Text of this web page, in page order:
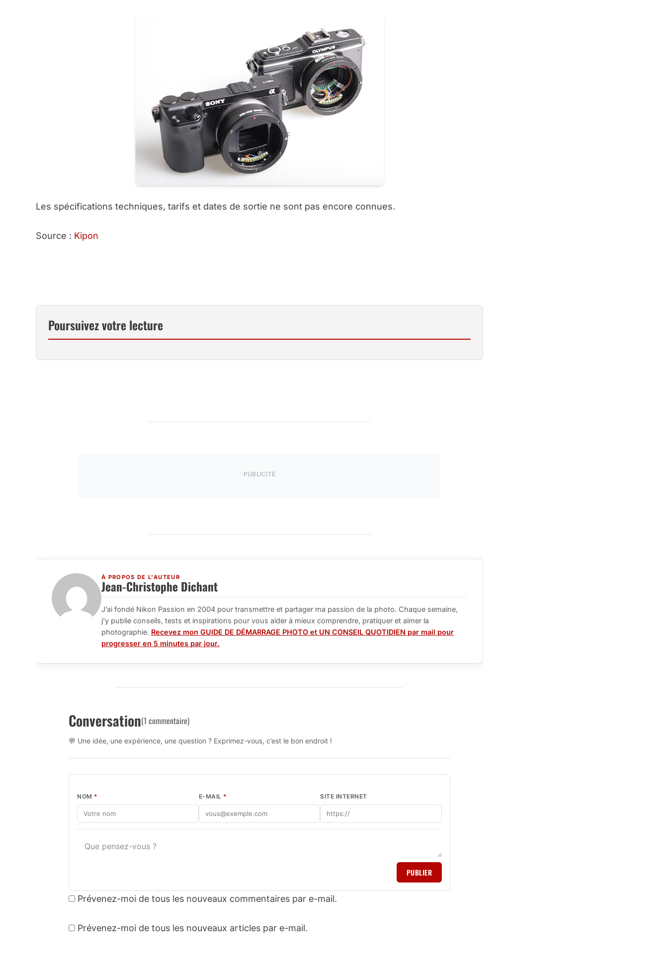
Les spécifications techniques, tarifs et dates de sortie ne sont pas encore connues.
Source : Kipon
Poursuivez votre lecture
PUBLICITÉ
À PROPOS DE L'AUTEUR
Jean-Christophe Dichant
J’ai fondé Nikon Passion en 2004 pour transmettre et partager ma passion de la photo. Chaque semaine,
j’y publie conseils, tests et inspirations pour vous aider à mieux comprendre, pratiquer et aimer la
photographie. Recevez mon GUIDE DE DÉMARRAGE PHOTO et UN CONSEIL QUOTIDIEN par mail pour
progresser en 5 minutes par jour.
Conversation(1 commentaire)
💬 Une idée, une expérience, une question ? Exprimez-vous, c’est le bon endroit !
NOM * E-MAIL * SITE INTERNET
PUBLIER
Prévenez-moi de tous les nouveaux commentaires par e-mail.
Prévenez-moi de tous les nouveaux articles par e-mail.